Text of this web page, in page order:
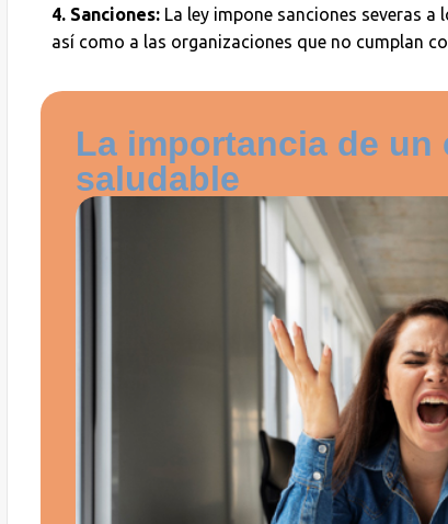
4. Sanciones: La ley impone sanciones severas a
así como a las organizaciones que no cumplan
La importancia de un
saludable